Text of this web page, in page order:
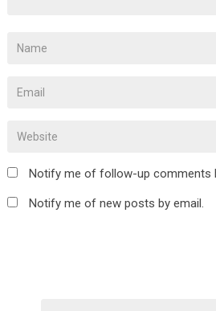
Notify me of follow-up comments
Notify me of new posts by email.